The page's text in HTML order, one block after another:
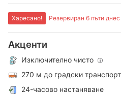
Харесано! Резервиран 6 пъти днес
Акценти
Изключително чисто
270 м до градски транспорт
24-часово настаняване